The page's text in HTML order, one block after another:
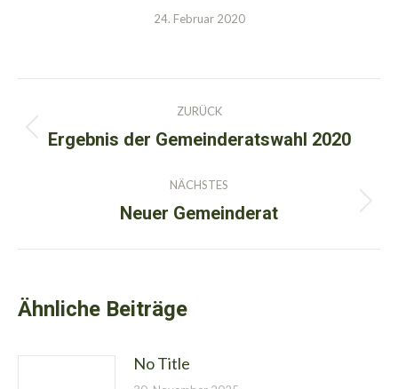
24. Februar 2020
Kommentarnavigation
ZURÜCK
Vorheriger
Ergebnis der Gemeinderatswahl 2020
NÄCHSTES
Nächster
Neuer Gemeinderat
Ähnliche Beiträge
No Title